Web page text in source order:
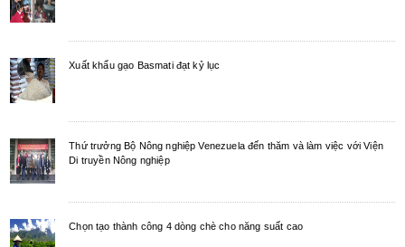
Xuất khẩu gạo Basmati đạt kỷ lục
Thứ trưởng Bộ Nông nghiệp Venezuela đến thăm và làm việc với Viện
Di truyền Nông nghiệp
Chọn tạo thành công 4 dòng chè cho năng suất cao